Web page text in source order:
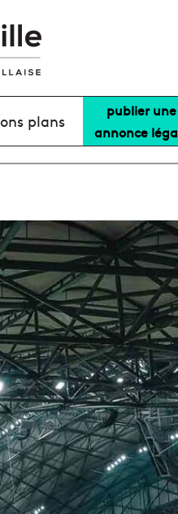
plans
publier une
annonce